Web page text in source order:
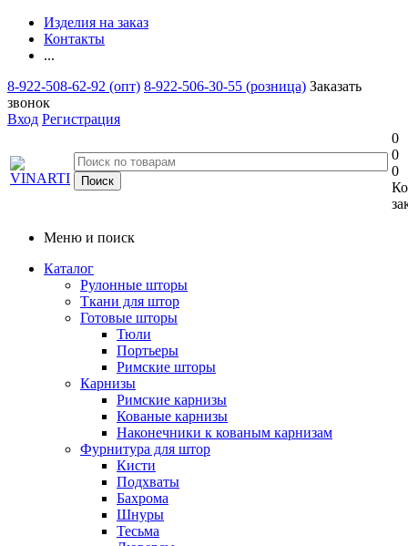
Изделия на заказ
Контакты
...
8-922-508-62-92 (опт) 8-922-506-30-55 (розница) Заказать
звонок
Вход Регистрация
0
0
0
Меню и поиск
Каталог
Рулонные шторы
Ткани для штор
Готовые шторы
Тюли
Портьеры
Римские шторы
Карнизы
Римские карнизы
Кованые карнизы
Наконечники к кованым карнизам
Фурнитура для штор
Кисти
Подхваты
Бахрома
Шнуры
Тесьма